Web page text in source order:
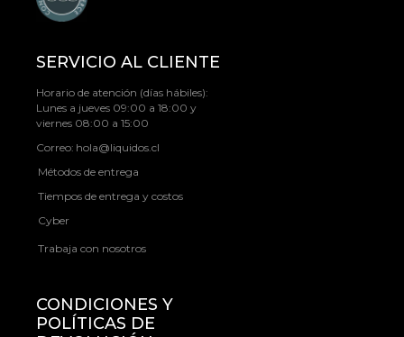
SERVICIO AL CLIENTE
Horario de atención (días hábiles):
Lunes a jueves 09:00 a 18:00 y
viernes 08:00 a 15:00
Correo: hola@liquidos.cl
Métodos de entrega
Tiempos de entrega y costos
Cyber
Trabaja con nosotros
CONDICIONES Y
POLÍTICAS DE